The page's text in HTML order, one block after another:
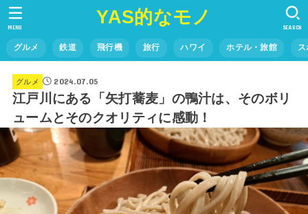
YAS的なモノ
グルメ 鉄道 飛行機 旅行 ハワイ ホテル・旅館
SEARCH
MENU
グルメ 2024.07.05
江戸川にある「矢打蕎麦」の鴨汁は、そのボリ
ュームとそのクオリティに感動！